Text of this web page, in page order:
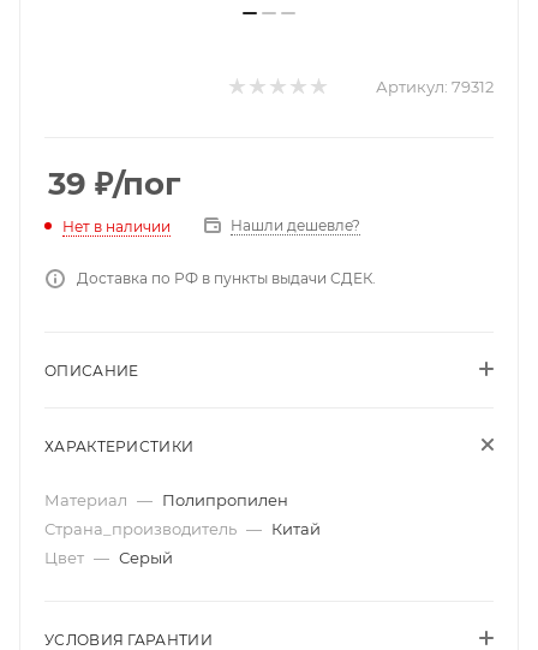
Артикул: 79312
39 ₽/пог
Нет в наличии Нашли дешевле?
Доставка по РФ в пункты выдачи СДЕК.
ОПИСАНИЕ
ХАРАКТЕРИСТИКИ
Материал — Полипропилен
Страна_производитель — Китай
Цвет — Серый
УСЛОВИЯ ГАРАНТИИ